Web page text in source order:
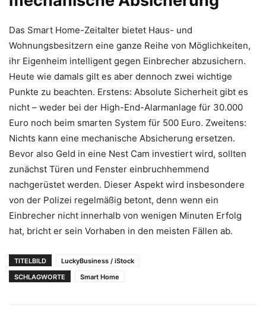
Das Smart Home-Zeitalter bietet Haus- und
Wohnungsbesitzern eine ganze Reihe von Möglichkeiten,
ihr Eigenheim intelligent gegen Einbrecher abzusichern.
Heute wie damals gilt es aber dennoch zwei wichtige
Punkte zu beachten. Erstens: Absolute Sicherheit gibt es
nicht – weder bei der High-End-Alarmanlage für 30.000
Euro noch beim smarten System für 500 Euro. Zweitens:
Nichts kann eine mechanische Absicherung ersetzen.
Bevor also Geld in eine Nest Cam investiert wird, sollten
zunächst Türen und Fenster einbruchhemmend
nachgerüstet werden. Dieser Aspekt wird insbesondere
von der Polizei regelmäßig betont, denn wenn ein
Einbrecher nicht innerhalb von wenigen Minuten Erfolg
hat, bricht er sein Vorhaben in den meisten Fällen ab.
TITELBILD
LuckyBusiness / iStock
SCHLAGWORTE
Smart Home